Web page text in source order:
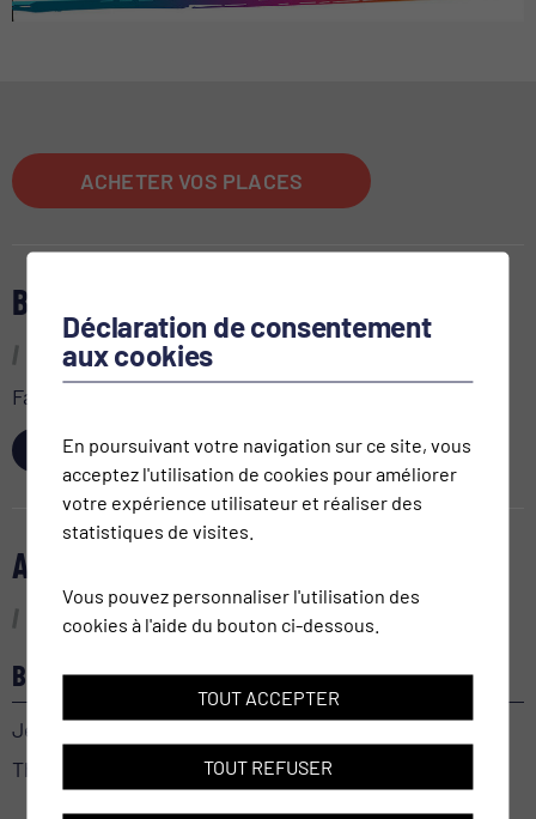
ACHETER VOS PLACES
BON CADEAU
Faites plaisir à vos proches!
ACHETER
AGENDA
BEL-AMI
Jeudi 24 septembre 2026
Théâtre le Baladin
Déclaration de consentement
aux cookies
En poursuivant votre navigation sur ce site, vous
acceptez l'utilisation de cookies pour améliorer
votre expérience utilisateur et réaliser des
statistiques de visites.
Vous pouvez personnaliser l'utilisation des
cookies à l'aide du bouton ci-dessous.
TOUT ACCEPTER
TOUT REFUSER